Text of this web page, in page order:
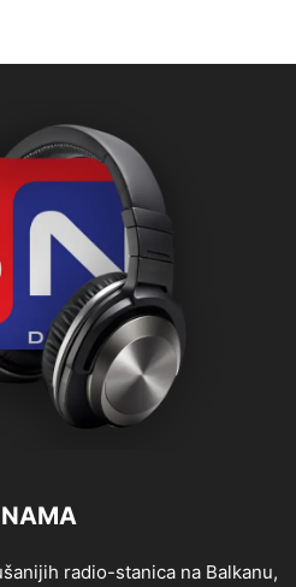
radio-stanica na Balkanu,